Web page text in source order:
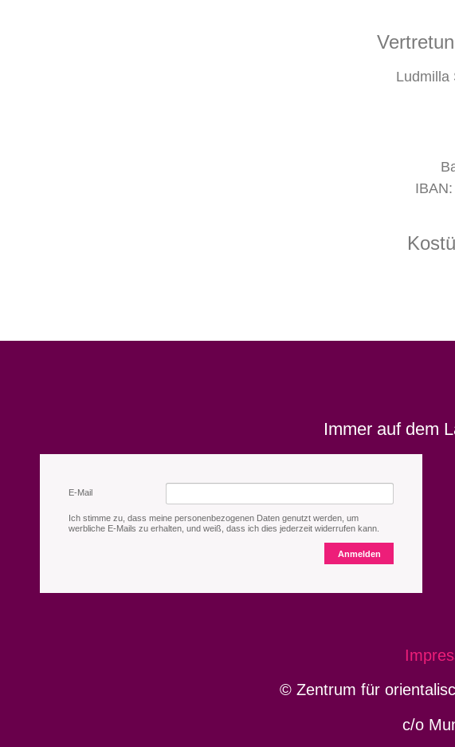
Ludmilla
Immer auf dem
E-Mail
Ich stimme zu, dass meine personenbezogenen Daten genutzt werden, um
werbliche E-Mails zu erhalten, und weiß, dass ich dies jederzeit widerrufen kann.
Anmelden
© Zentrum für
c/o